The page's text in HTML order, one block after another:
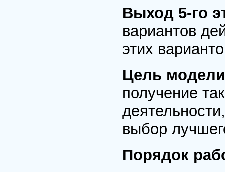
Выход 5-го
вариантов
этих
Цель
получение
выбор
Порядок